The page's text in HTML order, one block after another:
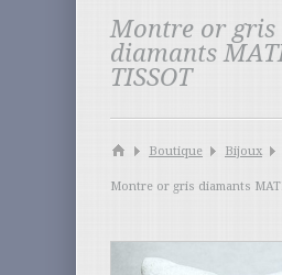
Montre or gris
diamants
TISSOT
Boutique Bijoux
Montre or gris diamants